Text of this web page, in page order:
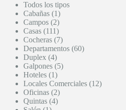
Todos los tipos
Cabañas (1)
Campos (2)
Casas (111)
Cocheras (7)
Departamentos (60)
Duplex (4)
Galpones (5)
Hoteles (1)
Locales Comerciales (12)
Oficinas (2)
Quintas (4)